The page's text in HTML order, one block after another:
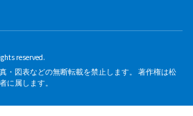
reserved.
・図表などの無断転載を禁止します。 著作権は松
に属します。